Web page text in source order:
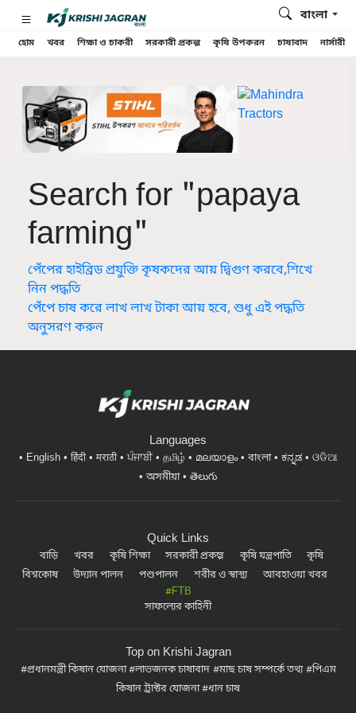
হোম খবর শিক্ষা ও চাকরী সরকারী প্রকল্প কৃষি উপকরন চাষাবাদ নার্সারী
বাংলা
Search for "papaya
farming"
পেঁপের হাইব্রিড প্রযুক্তি কৃষকদের আয় দ্বিগুণ করবে,শিখে
নিন পদ্ধতি
পেঁপে চাষ করে লাখ লাখ টাকা আয় হবে, শুধু এই পদ্ধতি
অনুসরণ করুন
Languages
English हिंदी मराठी ਪੰਜਾਬੀ தமிழ் മലയാളം বাংলা ಕನ್ನಡ
ଓଡିଆ
অসমীয়া
తెలుగు
Quick Links
বাড়ি খবর কৃষি শিক্ষা সরকারী প্রকল্প কৃষি যন্ত্রপাতি
কৃষি
বিশ্বকোষ
উদ্যান পালন পশুপালন শরীর ও স্বাস্থ্য
আবহাওয়া খবর
#FTB
সাফল্যের কাহিনী
Top on Krishi Jagran
প্রধানমন্ত্রী কিষান যোজনা লাভজনক চাষাবাদ মাছ চাষ সম্পর্কে তথ্য
পিএম
কিষান ট্রাক্টর যোজনা ধান চাষ